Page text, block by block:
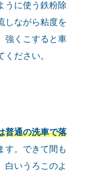
うに使う鉄粉除
しながら粘度を
強くこすると車
ださい。
普通の洗車で落
す。できて間も
白いうろこのよ